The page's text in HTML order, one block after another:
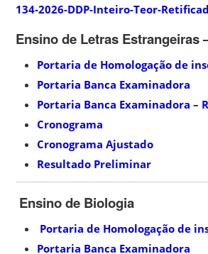
134-2026-DDP-Inteiro-Teor-
Ensino de Letras Estrangeiras
Portaria de Homologação de
Portaria Banca Examinadora
Portaria Banca Examinadora –
Cronograma
Cronograma Ajustado
Resultado Preliminar
Ensino de Biologia
Portaria de Homologação de
Portaria Banca Examinadora